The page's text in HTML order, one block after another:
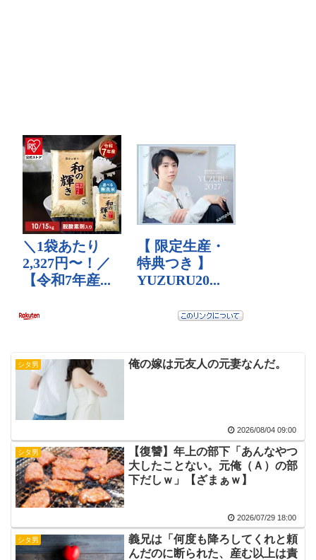
シタ男 俺の嫁は元友人の元妻なんだ。
2026/08/04 09:00
シタ男
【復讐】年上の部下「あんなやつ
大したことない。元俺（Ａ）の部
下だしｗ」【ざまぁｗ】
2026/07/29 18:00
シタ男
義兄は「何度も降ろしてくれと頼
んだのに断られた、産む以上は責